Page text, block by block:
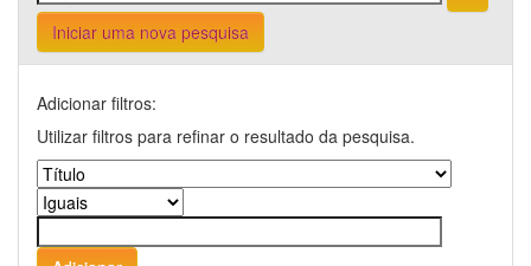
Iniciar uma nova pesquisa
Adicionar filtros:
Utilizar filtros para refinar o resultado da pesquisa.